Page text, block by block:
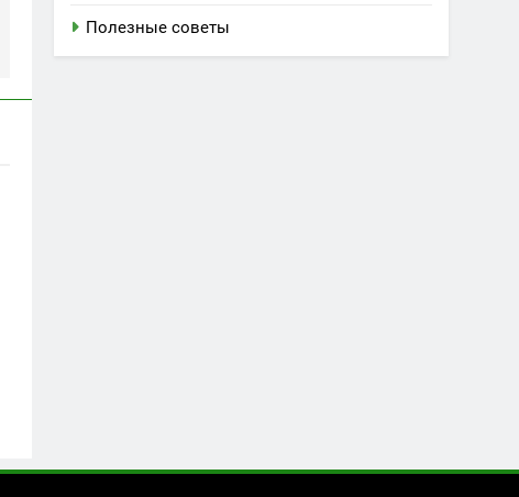
Полезные советы